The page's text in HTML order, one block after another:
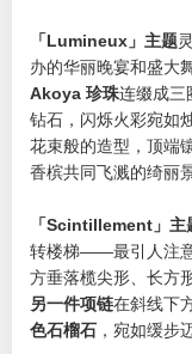
「Lumineux」主题
办的华丽晚宴和盛
Akoya 珍珠连缀成三
钻石，闪烁火彩宛如
花束般的造型，顶端
香槟共同飞溅的绮丽
「Scintillement」主
转楼梯——最引人注
方垂落榄尖形、长方
另一件项链在斜线下
色石榴石 ，宛如缓步